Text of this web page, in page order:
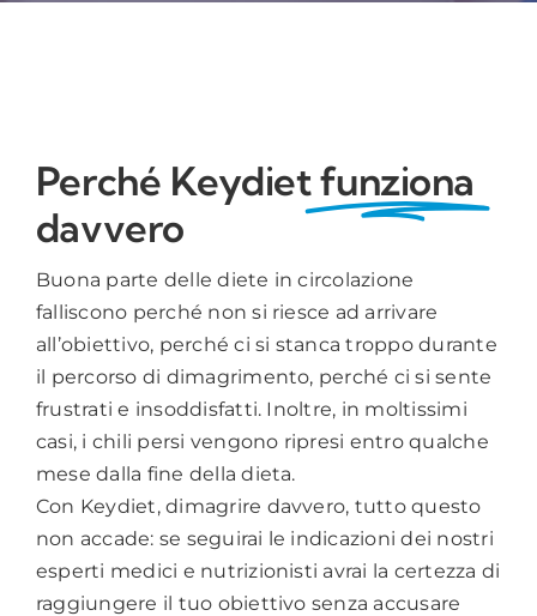
Perché Keydietfunziona
davvero
Buona parte delle diete in circolazione
falliscono perché non si riesce ad arrivare
all’obiettivo, perché ci si stanca troppo durante
il percorso di dimagrimento, perché ci si sente
frustrati e insoddisfatti. Inoltre, in moltissimi
casi, i chili persi vengono ripresi entro qualche
mese dalla fine della dieta.
Con Keydiet, dimagrire davvero, tutto questo
non accade: se seguirai le indicazioni dei nostri
esperti medici e nutrizionisti avrai la certezza di
raggiungere il tuo obiettivo senza accusare